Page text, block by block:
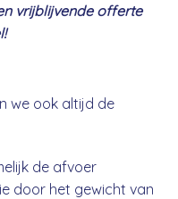
vrijblijvende offerte
we ook altijd de
de afvoer
door het gewicht van